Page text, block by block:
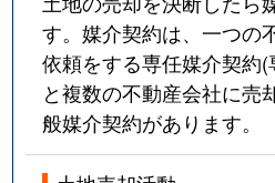
す。媒介契約は、一つの
依頼をする専任媒介契約
と複数の不動産会社に売
般媒介契約があります。